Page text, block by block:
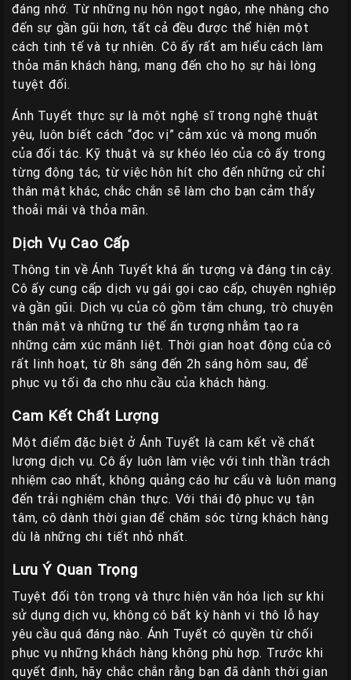
Gọi
Huế
đáng nhớ. Từ những nụ hôn ngọt ngào, nhẹ nhàng cho
đến sự gần gũi hơn, tất cả đều được thể hiện một
cách tinh tế và tự nhiên. Cô ấy rất am hiểu cách làm
thỏa mãn khách hàng, mang đến cho họ sự hài lòng
tuyệt đối.
Ánh Tuyết thực sự là một nghệ sĩ trong nghệ thuật
yêu, luôn biết cách “đọc vị” cảm xúc và mong muốn
của đối tác. Kỹ thuật và sự khéo léo của cô ấy trong
từng động tác, từ việc hôn hít cho đến những cử chỉ
thân mật khác, chắc chắn sẽ làm cho bạn cảm thấy
thoải mái và thỏa mãn.
Dịch Vụ Cao Cấp
Thông tin về Ánh Tuyết khá ấn tượng và đáng tin cậy.
Cô ấy cung cấp dịch vụ gái gọi cao cấp, chuyên nghiệp
và gần gũi. Dịch vụ của cô gồm tắm chung, trò chuyện
thân mật và những tư thế ấn tượng nhằm tạo ra
những cảm xúc mãnh liệt. Thời gian hoạt động của cô
rất linh hoạt, từ 8h sáng đến 2h sáng hôm sau, để
phục vụ tối đa cho nhu cầu của khách hàng.
Cam Kết Chất Lượng
Một điểm đặc biệt ở Ánh Tuyết là cam kết về chất
lượng dịch vụ. Cô ấy luôn làm việc với tinh thần trách
nhiệm cao nhất, không quảng cáo hư cấu và luôn mang
đến trải nghiệm chân thực. Với thái độ phục vụ tận
tâm, cô dành thời gian để chăm sóc từng khách hàng
dù là những chi tiết nhỏ nhất.
Lưu Ý Quan Trọng
Tuyệt đối tôn trọng và thực hiện văn hóa lịch sự khi
sử dụng dịch vụ, không có bất kỳ hành vi thô lỗ hay
yêu cầu quá đáng nào. Ánh Tuyết có quyền từ chối
phục vụ những khách hàng không phù hợp. Trước khi
quyết định, hãy chắc chắn rằng bạn đã dành thời gian